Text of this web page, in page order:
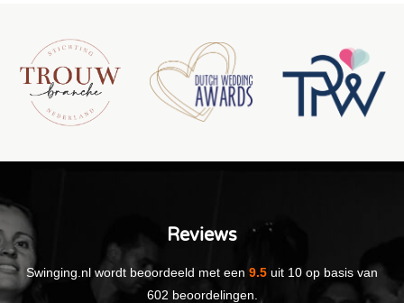
Reviews
Swinging.nl wordt beoordeeld met een 9.5 uit 10 op basis van
602 beoordelingen.